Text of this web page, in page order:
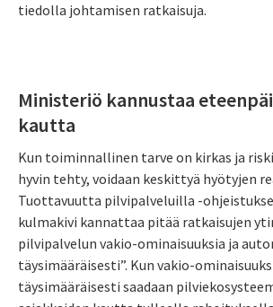
tiedolla johtamisen ratkaisuja.
Ministeriö kannustaa
kautta
Kun toiminnallinen tarve on kirkas ja
hyvin tehty, voidaan keskittyä hyötyjen
Tuottavuutta pilvipalveluilla -
kulmakivi kannattaa pitää ratkaisujen
pilvipalvelun vakio-ominaisuuksia ja
täysimääräisesti”. Kun vakio-
täysimääräisesti saadaan